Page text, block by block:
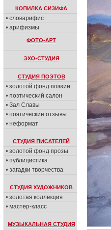
КОПИЛКА СИЗИФА
• словарифис
• арифизмы
ФОТО-АРТ
ЭХО-СТУДИЯ
СТУДИЯ ПОЭТОВ
• золотой фонд поэзии
• поэтический салон
• Зал Славы
• поэтические отзывы
• неформат
СТУДИЯ ПИСАТЕЛЕЙ
• золотой фонд прозы
• публицистика
• загадки творчества
СТУДИЯ ХУДОЖНИКОВ
• золотая коллекция
• мастер-класс
МУЗЫКАЛЬНАЯ СТУДИЯ